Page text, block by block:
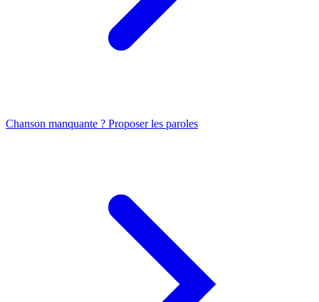
Chanson manquante ? Proposer les paroles